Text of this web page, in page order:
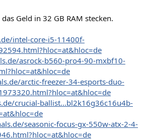
Geld in 32 GB RAM stecken.
intel-core-i5-11400f-
asrock-b560-pro4-90-mxbf10-
arctic-freezer-34-esports-duo-
crucial-ballist...bl2k16g36c16u4b-
seasonic-focus-gx-550w-atx-2-4-